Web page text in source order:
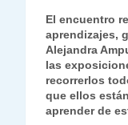
El encuentro
aprendizajes,
Alejandra
las
recorrerlos
que ellos
aprender de